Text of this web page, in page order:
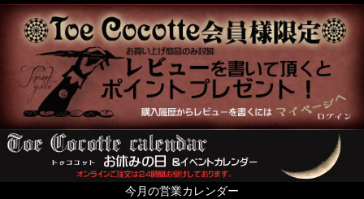
今月の営業カレンダー